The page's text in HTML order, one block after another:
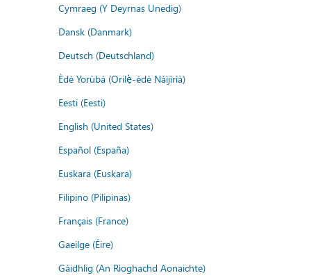
Cymraeg (Y Deyrnas Unedig)
Dansk (Danmark)
Deutsch (Deutschland)
Èdè Yorùbá (Orilẹ̀-èdè Nàìjíríà)
Eesti (Eesti)
English (United States)
Español (España)
Euskara (Euskara)
Filipino (Pilipinas)
Français (France)
Gaeilge (Éire)
Gàidhlig (An Rìoghachd Aonaichte)